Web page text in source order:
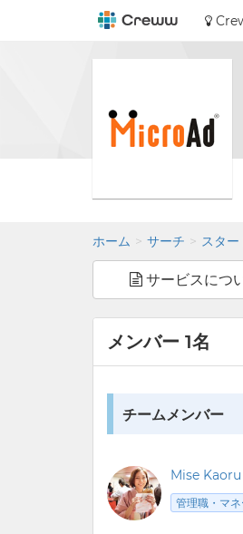
ホーム サーチ スタ
サービスにつ
メンバー 1名
チームメンバー
Mise Kaoru
管理職・マ